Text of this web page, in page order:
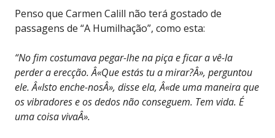
Penso que Carmen Calill não terá gostado de
passagens de “A Humilhação”, como esta:
“No fim costumava pegar-lhe na piça e ficar a vê-la
perder a erecção. Â«Que estás tu a mirar?Â», perguntou
ele. Â«Isto enche-nosÂ», disse ela, Â«de uma maneira que
os vibradores e os dedos não conseguem. Tem vida. É
uma coisa vivaÂ».